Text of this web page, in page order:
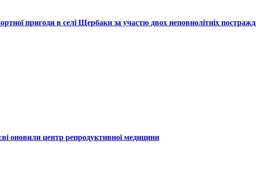
пригоди в селі Щербаки за участю двох неповнолітніх
оновили центр репродуктивної медицини